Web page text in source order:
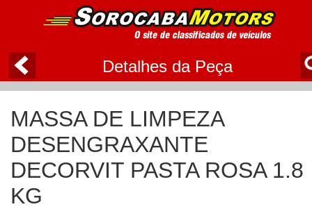
Detalhes da Peça
MASSA DE LIMPEZA
DESENGRAXANTE
DECORVIT PASTA ROSA 1.8
KG